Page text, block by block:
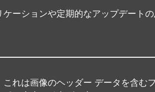
ーションや定期的なアップデート
れは画像のヘッダー データを含む